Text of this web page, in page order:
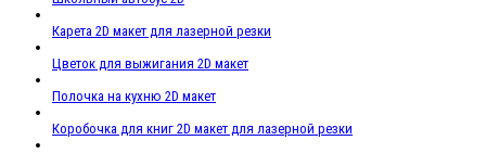
Карета 2D макет для лазерной резки
Цветок для выжигания 2D макет
Полочка на кухню 2D макет
Коробочка для книг 2D макет для лазерной резки